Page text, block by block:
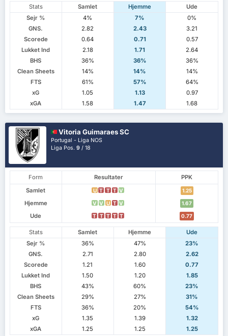
Stats Samlet Hjemme
Ude
Sejr %
4% 7%
0%
GNS.
2.82 2.43
3.21
Scorede
0.64 0.71
0.57
Lukket Ind
2.18 1.71
2.64
BHS
36% 36%
36%
Clean Sheets
14% 14%
14%
FTS
61% 57%
64%
xG
1.05 1.13
0.97
xGA
1.58 1.47 1.68
Vitoria Guimaraes SC
Portugal - Liga NOS
Liga Pos.9 / 18
Form Resultater
PPK
Samlet
U T T T V 1.25
Hjemme V V U T V 1.67
Ude T T T T T 0.77
Stats Samlet Hjemme
Ude
Sejr %
36% 47%
23%
GNS.
2.71 2.80
2.62
Scorede
1.21 1.60
0.77
Lukket Ind
1.50 1.20
1.85
BHS
43% 60%
23%
Clean Sheets
29% 27%
31%
FTS
36% 20%
54%
xG
1.35 1.39
1.32
xGA
1.25 1.25 1.25